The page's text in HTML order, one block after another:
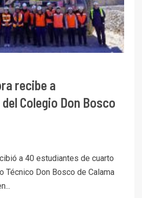
recibe a
Colegio Don Bosco
a 40 estudiantes de cuarto
Técnico Don Bosco de Calama